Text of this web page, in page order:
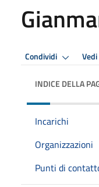
Condividi
INDICE DELLA
Incarichi
Organizzazioni
Punti di